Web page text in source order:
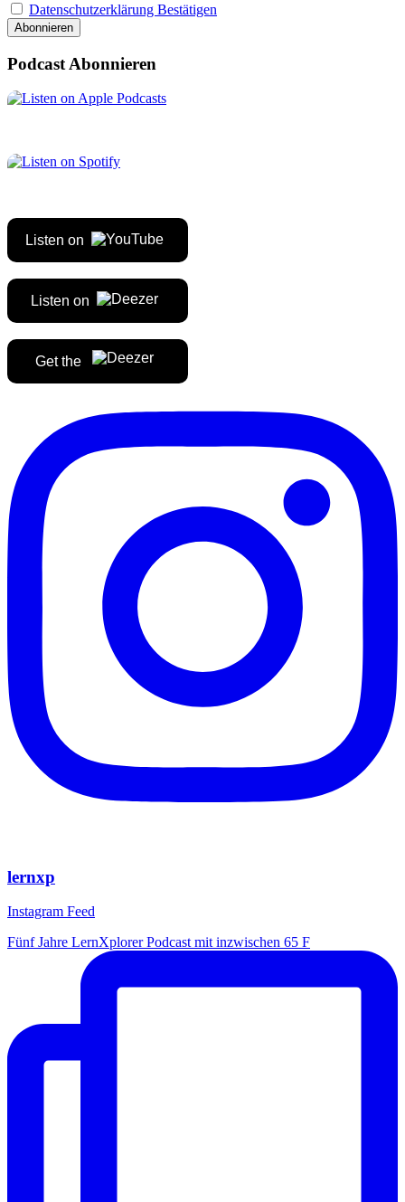
Datenschutzerklärung Bestätigen
Podcast Abonnieren
Listen on
Listen on
Get the
lernxp
Instagram Feed
Fünf Jahre LernXplorer Podcast mit inzwischen 65 F